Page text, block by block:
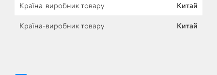
Країна-виробник товару Китай
Країна-виробник товару Китай